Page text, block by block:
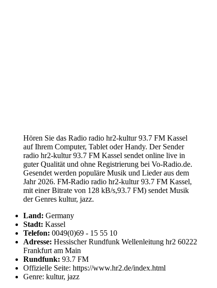
Hören Sie das Radio radio hr2-kultur 93.7 FM Kassel
auf Ihrem Computer, Tablet oder Handy. Der Sender
radio hr2-kultur 93.7 FM Kassel sendet online live in
guter Qualität und ohne Registrierung bei Vo-Radio.de.
Gesendet werden populäre Musik und Lieder aus dem
Jahr 2026. FM-Radio radio hr2-kultur 93.7 FM Kassel,
mit einer Bitrate von 128 kB/s,93.7 FM) sendet Musik
der Genres kultur, jazz.
Land: Germany
Stadt: Kassel
Telefon: 0049(0)69 - 15 55 10
Adresse: Hessischer Rundfunk Wellenleitung hr2 60222
Frankfurt am Main
Rundfunk: 93.7 FM
Offizielle Seite: https://www.hr2.de/index.html
Genre: kultur, jazz